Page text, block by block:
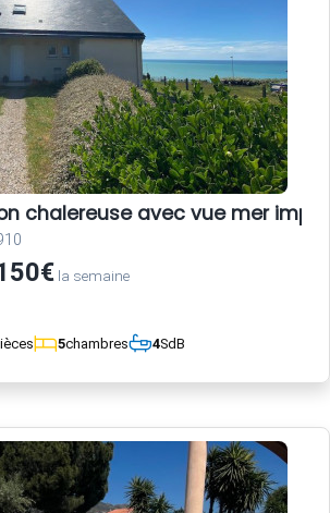
chalereuse avec vue mer
la semaine
5chambres 4SdB